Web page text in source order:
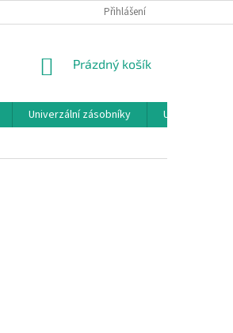
Přihlášení
NÁKUPNÍ
Prázdný košík
Univerzální zásobníky
Univerzální